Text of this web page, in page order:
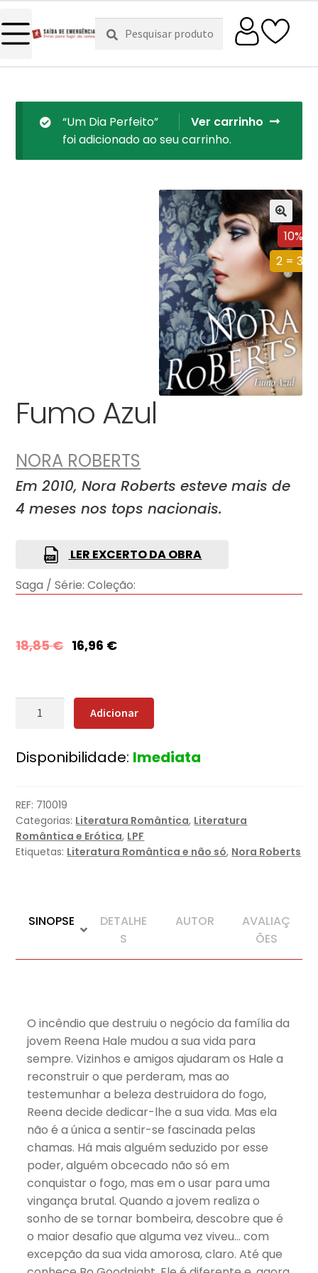
Pesquisar
por:
Pesquisa
Ver carrinho
“Um Dia Perfeito”
foi adicionado ao seu carrinho.
10%
2 = 3
Fumo Azul
NORA ROBERTS
Em 2010, Nora Roberts esteve mais de
4 meses nos tops nacionais.
LER EXCERTO DA OBRA
Saga / Série: Coleção:
18,85€ 16,96 €
Quantidade
Azul
Adicionar
Disponibilidade: Imediata
REF:710019
Categorias: Literatura Romântica
Romântica e Erótica ,LPF
DETALHE
AVALIAÇ
O incêndio que destruiu o negócio da família da
jovem Reena Hale mudou a sua vida para
sempre. Vizinhos e amigos ajudaram os Hale a
reconstruir o que perderam, mas ao
testemunhar a beleza destruidora do fogo,
Reena decide dedicar-lhe a sua vida. Mas ela
não é a única a sentir-se fascinada pelas
chamas. Há mais alguém seduzido por esse
poder, alguém obcecado não só em
conquistar o fogo, mas em o usar para uma
vingança brutal. Quando a jovem realiza o
sonho de se tornar bombeira, descobre que é
o maior desafio que alguma vez viveu… com
excepção da sua vida amorosa, claro. Até que